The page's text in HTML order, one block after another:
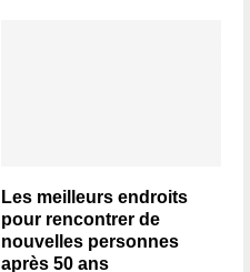
Les meilleurs endroits
pour rencontrer de
nouvelles personnes
après 50 ans